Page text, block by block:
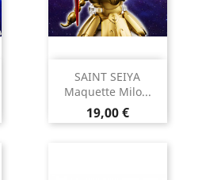
SAINT SEIYA
Maquette Milo...
Prix
19,00 €